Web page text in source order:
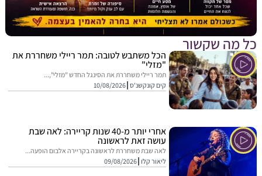
שקשור
הכל משתבש לטובה: תמר ריילי משחררת את
"מזלי"
תמר ריילי משחררת את הסינגל החדש "מזלי",...
קים קונקשנ'ס 10/08/2026
אחרי יותר מ-40 שנות קריירה: לאה שבת
עושה זאת לראשונה
לאה שבת משחררת לראשונה בקריירה אלבום הופעה...
ליאור קלו 09/08/2026